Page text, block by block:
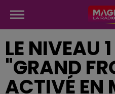
LE NIVEAU
"GRAND
ACTIVÉ EN